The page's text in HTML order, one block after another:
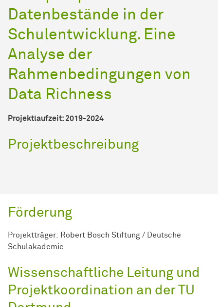
Datenbestände in der
Schulentwicklung. Eine
Analyse der
Rahmenbedingungen von
Data Richness
Projektlaufzeit: 2019-2024
Projektbeschreibung
Förderung
Projektträger: Robert Bosch Stiftung / Deutsche
Schulakademie
Wissenschaftliche Leitung und
Projektkoordination an der TU